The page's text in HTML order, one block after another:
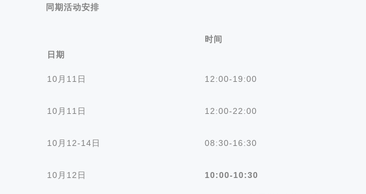
同期活动安排
日期
时间
10月11日 12:00-19:00
10月11日 12:00-22:00
10月12-14日 08:30-16:30
10月12日 10:00-10:30